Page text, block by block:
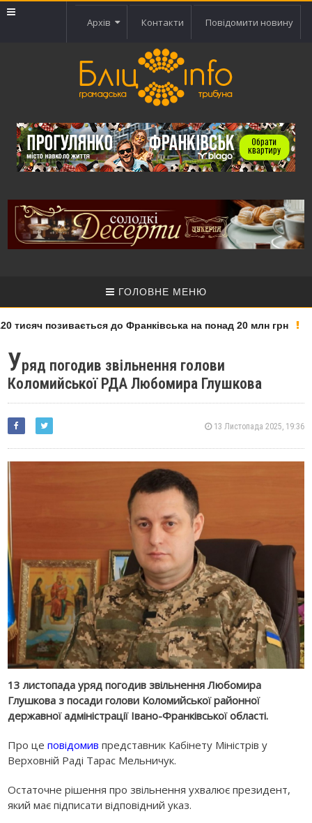
Архів Контакти Повідомити новину
ГОЛОВНЕ МЕНЮ
позивається до Франківська на понад 20 млн грн
Уряд погодив звільнення голови
Коломийської РДА Любомира Глушкова
13 Листопада 2025, 19:36
13 листопада уряд погодив звільнення Любомира
Глушкова з посади голови Коломийської районної
державної адміністрації Івано-Франківської області.
Про цеповідомив представник Кабінету Міністрів у
Верховній Раді Тарас Мельничук.
Остаточне рішення про звільнення ухвалює президент,
який має підписати відповідний указ.